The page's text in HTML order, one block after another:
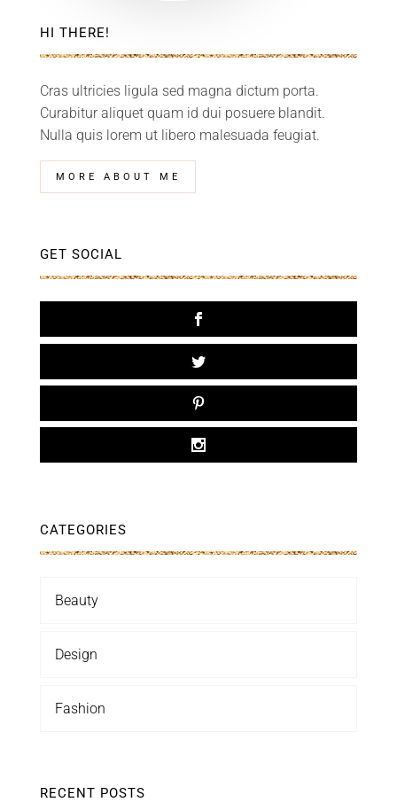
HI THERE!
Cras ultricies ligula sed magna dictum porta.
Curabitur aliquet quam id dui posuere blandit.
Nulla quis lorem ut libero malesuada feugiat.
MORE ABOUT ME
GET SOCIAL
CATEGORIES
Beauty
Design
Fashion
RECENT POSTS